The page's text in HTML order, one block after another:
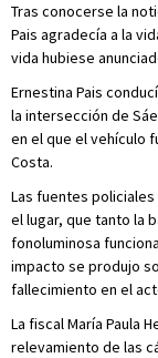
Tras conocerse la
Pais agradecía a la
vida hubiese
Ernestina Pais
la intersección de
en el que el vehículo
Costa.
Las fuentes
el lugar, que tanto la
fonoluminosa
impacto se produjo
fallecimiento en el
La fiscal María Paula
relevamiento de las